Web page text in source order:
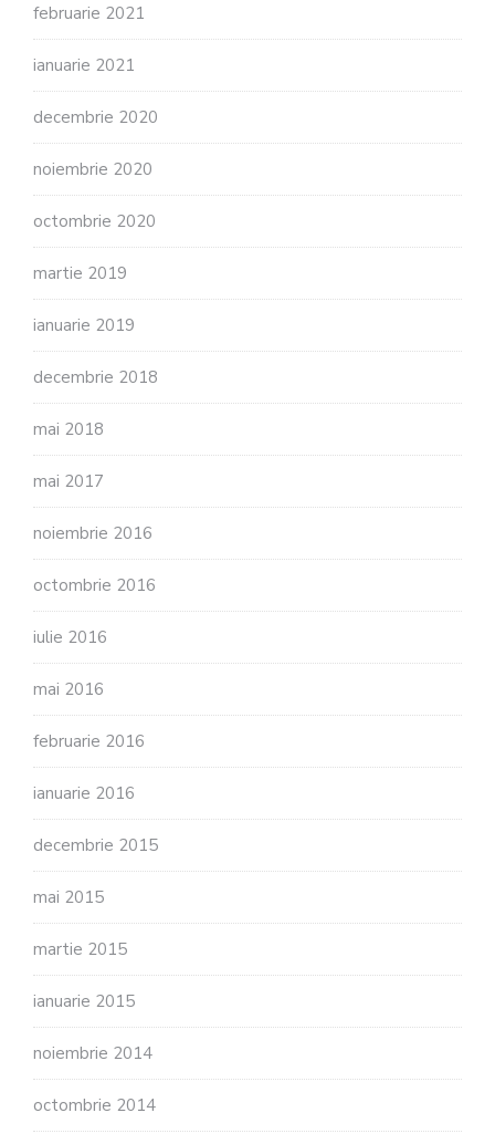
februarie 2021
ianuarie 2021
decembrie 2020
noiembrie 2020
octombrie 2020
martie 2019
ianuarie 2019
decembrie 2018
mai 2018
mai 2017
noiembrie 2016
octombrie 2016
iulie 2016
mai 2016
februarie 2016
ianuarie 2016
decembrie 2015
mai 2015
martie 2015
ianuarie 2015
noiembrie 2014
octombrie 2014